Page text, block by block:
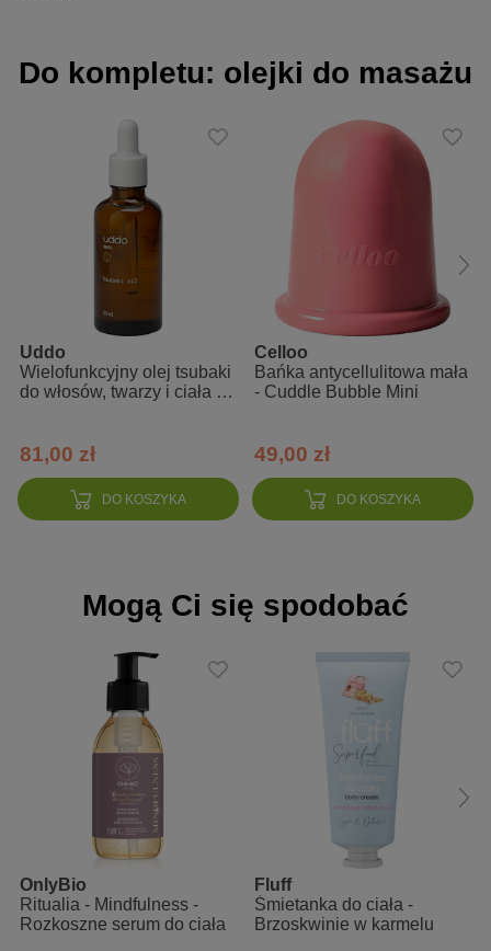
Zalety:
podkreśla opaloną skórę
wygodne opakowanie z pompką
Co poczujesz? grejpfrut, śliwkę, liczi, drzewo sandałowe,
Skład INCI:
Aqua, Helianthus Annuus (Sunflower) Seed Oil, Cetearyl Alcohol &
Ceteareth 20, Parfum, Benzyl Salicylate, Linalool, Alpha-Isomethyl
Ionone, Citronellol, Hydroxycitronellal, Coumarin, Limonene,
Silica & Iron Oxides & Tin Oxide, Cannabis Sativa (Hemp) Seed
Oil, Prunus Amygdalus Dulcis (Sweet Almond) Oil, Carbomer,
Sodium Hyaluronate, Passiflora Edulis Fruit Extract, Linseed
Extract, Aloe Extract, Triethanolamine, Phenoxyethanol, Caprylyl
Do kompletu: olejki do masażu
DO KOSZYKA
Uddo
Wielofunkcyjny olej tsubaki
do włosów, twarzy i ciała z
81,00 zł
DO KOSZYKA
Celloo
Bańka antycellulitowa mała
- Cuddle Bubble Mini
49,00 zł
Mogą Ci się spodobać
OnlyBio
Ritualia - Mindfulness -
Rozkoszne serum do ciała
Fluff
Śmietanka do ciała -
Brzoskwinie w karmelu